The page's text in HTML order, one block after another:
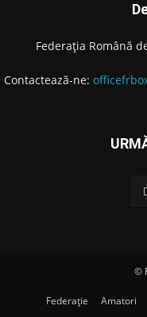
Federația Română
Contactează-ne:
©
Federație Amatori